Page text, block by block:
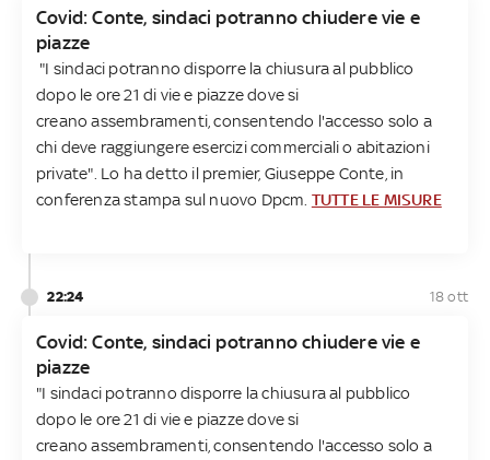
Covid: Conte, sindaci potranno chiudere vie e
piazze
"I sindaci potranno disporre la chiusura al pubblico
dopo le ore 21 di vie e piazze dove si
creano assembramenti, consentendo l'accesso solo a
chi deve raggiungere esercizi commerciali o abitazioni
private". Lo ha detto il premier, Giuseppe Conte, in
conferenza stampa sul nuovo Dpcm. TUTTE LE MISURE
22:24 18 ott
Covid: Conte, sindaci potranno chiudere vie e
piazze
"I sindaci potranno disporre la chiusura al pubblico
dopo le ore 21 di vie e piazze dove si
creano assembramenti, consentendo l'accesso solo a